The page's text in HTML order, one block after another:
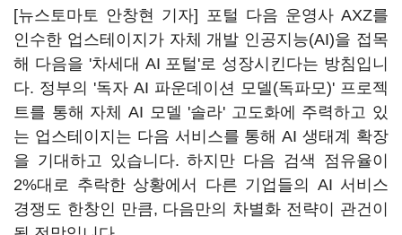
[뉴스토마토 안창현 기자] 포털 다음 운영사 AXZ를
인수한 업스테이지가 자체 개발 인공지능(AI)을 접목
해 다음을 '차세대 AI 포털'로 성장시킨다는 방침입니
다. 정부의 '독자 AI 파운데이션 모델(독파모)' 프로젝
트를 통해 자체 AI 모델 '솔라' 고도화에 주력하고 있
는 업스테이지는 다음 서비스를 통해 AI 생태계 확장
을 기대하고 있습니다. 하지만 다음 검색 점유율이
2%대로 추락한 상황에서 다른 기업들의 AI 서비스
경쟁도 한창인 만큼, 다음만의 차별화 전략이 관건이